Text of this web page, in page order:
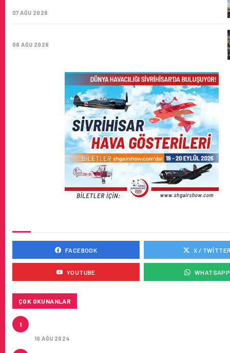
07 AĞU 2026
06 AĞU 2026
FACEBOOK X /
YOUTUBE WHATSAPP
ÇOK OKUNANLAR
1
10 AĞU 2024